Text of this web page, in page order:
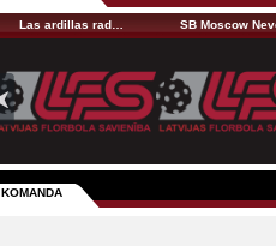
Las ardillas rad… SB Moscow
KOMANDA